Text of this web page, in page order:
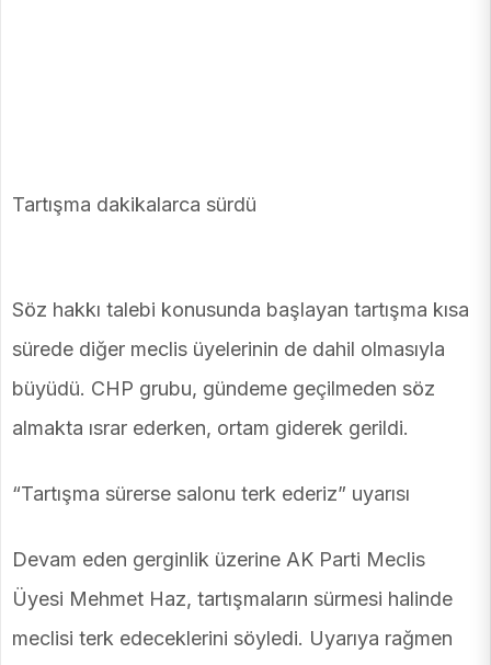
Tartışma dakikalarca sürdü
Söz hakkı talebi konusunda başlayan tartışma kısa
sürede diğer meclis üyelerinin de dahil olmasıyla
büyüdü. CHP grubu, gündeme geçilmeden söz
almakta ısrar ederken, ortam giderek gerildi.
“Tartışma sürerse salonu terk ederiz” uyarısı
Devam eden gerginlik üzerine AK Parti Meclis
Üyesi Mehmet Haz, tartışmaların sürmesi halinde
meclisi terk edeceklerini söyledi. Uyarıya rağmen